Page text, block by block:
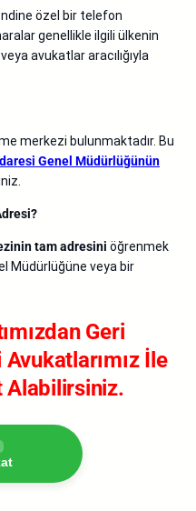
özel bir telefon
genellikle ilgili ülkenin
avukatlar aracılığıyla
merkezi bulunmaktadır. Bu
Genel Müdürlüğünün
tam adresini öğrenmek
Müdürlüğüne veya bir
Geri
İle
Alabilirsiniz.